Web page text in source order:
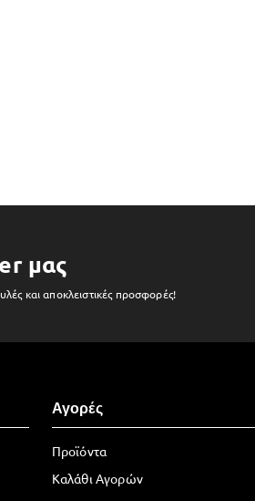
μας
και αποκλειστικές προσφορές!
Αγορές
Προϊόντα
Καλάθι Αγορών